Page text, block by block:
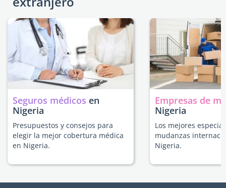
Seguros médicos en
Nigeria
Presupuestos y consejos para
elegir la mejor cobertura médica
en Nigeria.
Empresas de
Nigeria
Los mejores
mudanzas
Nigeria.